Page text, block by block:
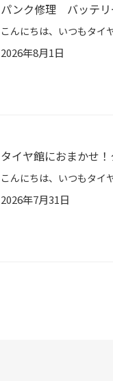
パンク修理 バッテ
2026年8月1日
タイヤ館におまかせ
2026年7月31日